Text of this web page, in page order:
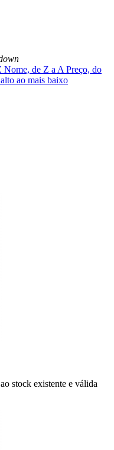
Nome, de Z a A Preço, do
ao mais baixo
stock existente e válida